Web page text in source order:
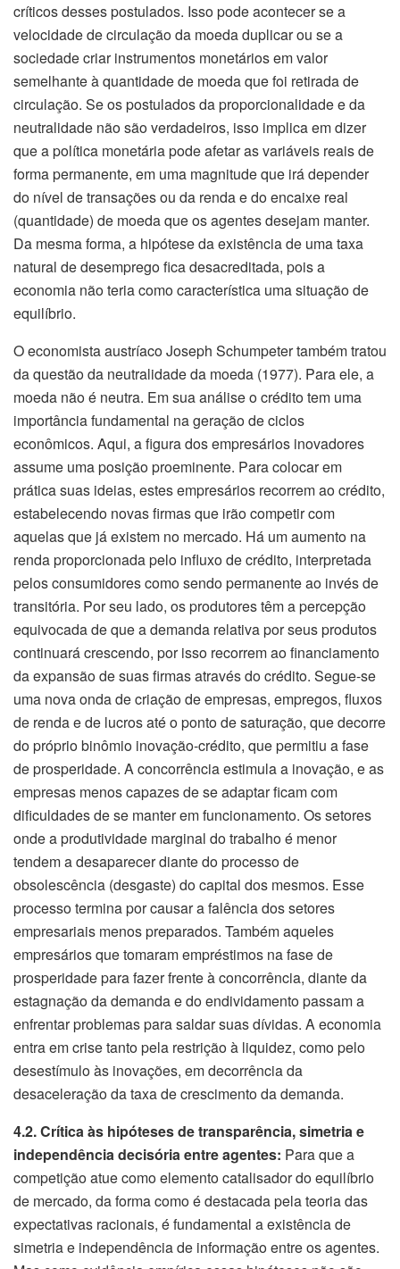
críticos desses postulados. Isso pode acontecer se a
velocidade de circulação da moeda duplicar ou se a
sociedade criar instrumentos monetários em valor
semelhante à quantidade de moeda que foi retirada de
circulação. Se os postulados da proporcionalidade e da
neutralidade não são verdadeiros, isso implica em dizer
que a política monetária pode afetar as variáveis reais de
forma permanente, em uma magnitude que irá depender
do nível de transações ou da renda e do encaixe real
(quantidade) de moeda que os agentes desejam manter.
Da mesma forma, a hipótese da existência de uma taxa
natural de desemprego fica desacreditada, pois a
economia não teria como característica uma situação de
equilíbrio.
O economista austríaco Joseph Schumpeter também tratou
da questão da neutralidade da moeda (1977). Para ele, a
moeda não é neutra. Em sua análise o crédito tem uma
importância fundamental na geração de ciclos
econômicos. Aqui, a figura dos empresários inovadores
assume uma posição proeminente. Para colocar em
prática suas ideias, estes empresários recorrem ao crédito,
estabelecendo novas firmas que irão competir com
aquelas que já existem no mercado. Há um aumento na
renda proporcionada pelo influxo de crédito, interpretada
pelos consumidores como sendo permanente ao invés de
transitória. Por seu lado, os produtores têm a percepção
equivocada de que a demanda relativa por seus produtos
continuará crescendo, por isso recorrem ao financiamento
da expansão de suas firmas através do crédito. Segue-se
uma nova onda de criação de empresas, empregos, fluxos
de renda e de lucros até o ponto de saturação, que decorre
do próprio binômio inovação-crédito, que permitiu a fase
de prosperidade. A concorrência estimula a inovação, e as
empresas menos capazes de se adaptar ficam com
dificuldades de se manter em funcionamento. Os setores
onde a produtividade marginal do trabalho é menor
tendem a desaparecer diante do processo de
obsolescência (desgaste) do capital dos mesmos. Esse
processo termina por causar a falência dos setores
empresariais menos preparados. Também aqueles
empresários que tomaram empréstimos na fase de
prosperidade para fazer frente à concorrência, diante da
estagnação da demanda e do endividamento passam a
enfrentar problemas para saldar suas dívidas. A economia
entra em crise tanto pela restrição à liquidez, como pelo
desestímulo às inovações, em decorrência da
desaceleração da taxa de crescimento da demanda.
4.2. Crítica às hipóteses de transparência, simetria e
independência decisória entre agentes: Para que a
competição atue como elemento catalisador do equilíbrio
de mercado, da forma como é destacada pela teoria das
expectativas racionais, é fundamental a existência de
simetria e independência de informação entre os agentes.